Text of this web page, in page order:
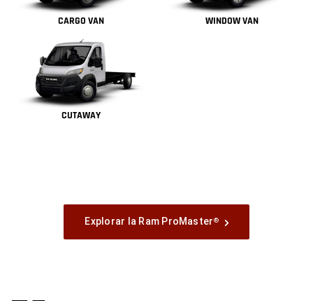
CARGO VAN WINDOW VAN
CUTAWAY
Explorar la Ram ProMaster®